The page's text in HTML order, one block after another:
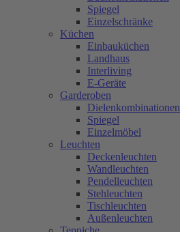
Spiegel
Einzelschränke
Küchen
Einbauküchen
Landhaus
Interliving
E-Geräte
Garderoben
Dielenkombinationen
Spiegel
Einzelmöbel
Leuchten
Deckenleuchten
Wandleuchten
Pendelleuchten
Stehleuchten
Tischleuchten
Außenleuchten